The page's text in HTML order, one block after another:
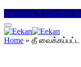
Facebook X (Twitter)
Home » தீ வைக்கப்பட்ட